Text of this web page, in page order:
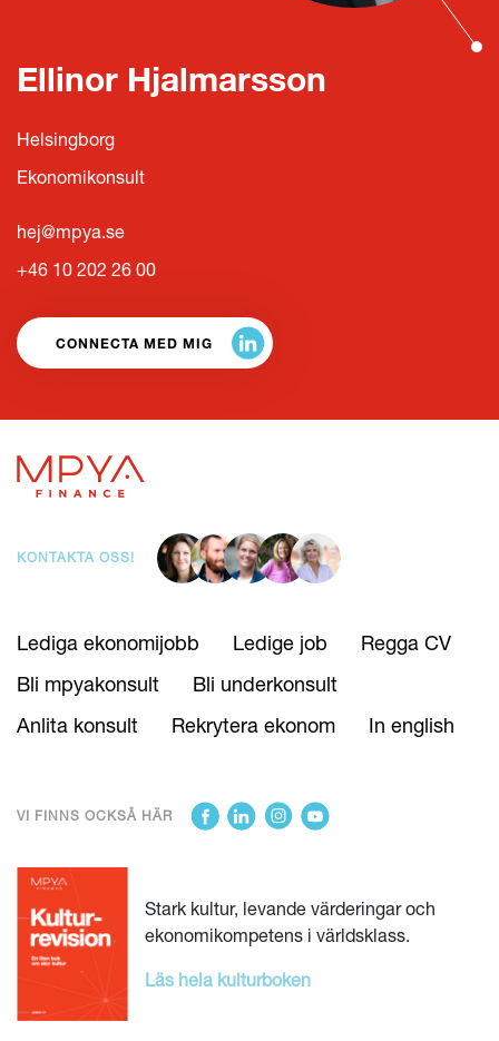
Ellinor Hjalmarsson
Helsingborg
Ekonomikonsult
hej@mpya.se
+46 10 202 26 00
CONNECTA MED MIG
Lediga ekonomijobb Ledige job
Regga CV
Bli mpyakonsult
Bli underkonsult
Anlita konsult
Rekrytera ekonom In english
Stark kultur, levande värderingar och
ekonomikompetens i världsklass.
Läs hela kulturboken
KONTAKTA OSS!
VI FINNS OCKSÅ HÄR